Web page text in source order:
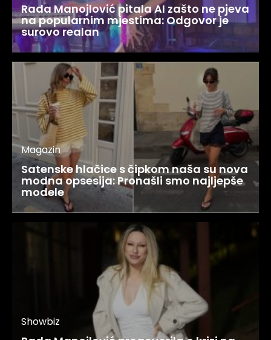
Rada Manojlović pitala AI zašto ne pjeva
na popularnim mjestima: Odgovor je
surovo realan
Magazin
Satenske hlačice s čipkom naša su nova
modna opsesija: Pronašli smo najljepše
modele
Showbiz